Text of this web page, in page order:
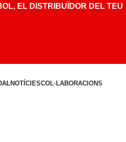
EL DISTRIBUÏDOR DEL TEU
NOTÍCIESCOL·LABORACIONS